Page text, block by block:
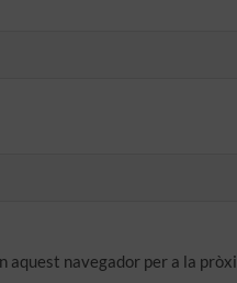
aquest navegador per a la